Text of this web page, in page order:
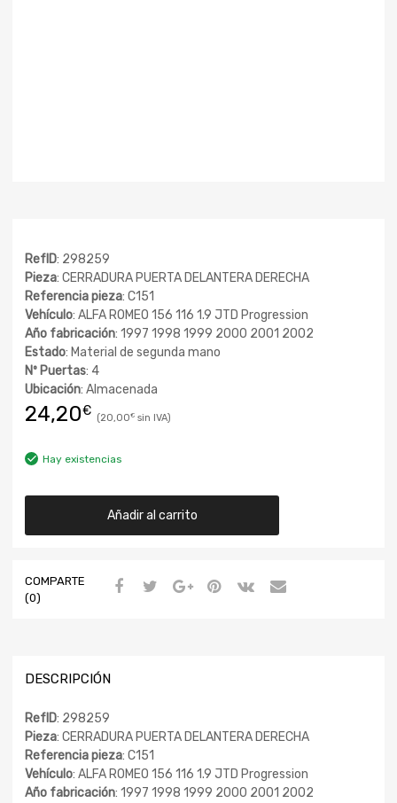
RefID: 298259
Pieza: CERRADURA PUERTA DELANTERA DERECHA
Referencia pieza: C151
Vehículo: ALFA ROMEO 156 116 1.9 JTD Progression
Año fabricación: 1997 1998 1999 2000 2001 2002
Estado: Material de segunda mano
Nº Puertas: 4
Ubicación: Almacenada
24,20€ 20,00€
Hay existencias
Añadir al carrito
COMPARTE
(0)
DESCRIPCIÓN
RefID: 298259
Pieza: CERRADURA PUERTA DELANTERA DERECHA
Referencia pieza: C151
Vehículo: ALFA ROMEO 156 116 1.9 JTD Progression
Año fabricación: 1997 1998 1999 2000 2001 2002